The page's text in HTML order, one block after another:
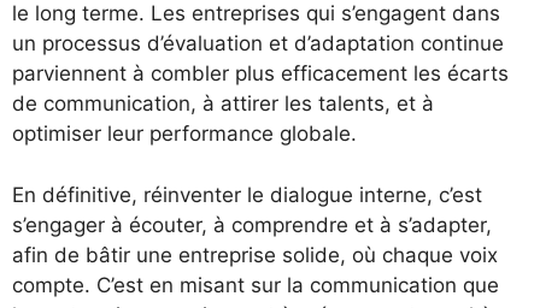
le long terme. Les entreprises qui s’engagent dans
un processus d’évaluation et d’adaptation continue
parviennent à combler plus efficacement les écarts
de communication, à attirer les talents, et à
optimiser leur performance globale.
En définitive, réinventer le dialogue interne, c’est
s’engager à écouter, à comprendre et à s’adapter,
afin de bâtir une entreprise solide, où chaque voix
compte. C’est en misant sur la communication que